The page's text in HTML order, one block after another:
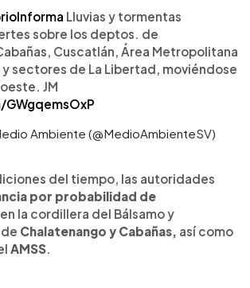
Lluvias y tormentas
sobre los deptos. de
Cuscatlán, Área Metropolitana
y sectores de La Libertad, moviéndose
JM
Ambiente (@MedioAmbienteSV)
del tiempo, las autoridades
por probabilidad de
en la cordillera del Bálsamo y
Chalatenango y Cabañas, así como
AMSS